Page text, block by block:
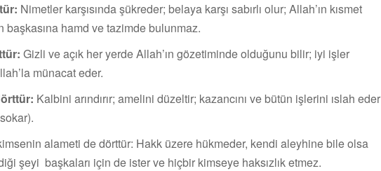
Nimetler karşısında şükreder; belaya karşı sabırlı olur; Allah’ın kısmet
başkasına hamd ve tazimde bulunmaz.
Gizli ve açık her yerde Allah’ın gözetiminde olduğunu bilir; iyi işler
münacat eder.
Kalbini arındırır; amelini düzeltir; kazancını ve bütün işlerini ıslah eder
kimsenin alameti de dörttür: Hakk üzere hükmeder, kendi aleyhine bile olsa
şeyi başkaları için de ister ve hiçbir kimseye haksızlık etmez.